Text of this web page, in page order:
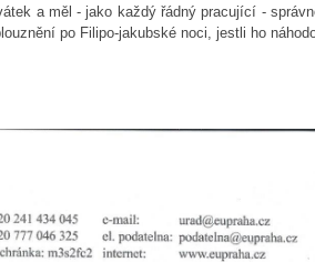
a měl - jako každý řádný pracující -
po Filipo-jakubské noci, jestli ho